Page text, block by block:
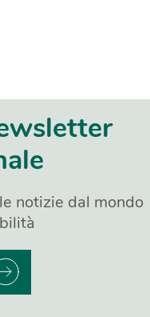
notizie dal mondo